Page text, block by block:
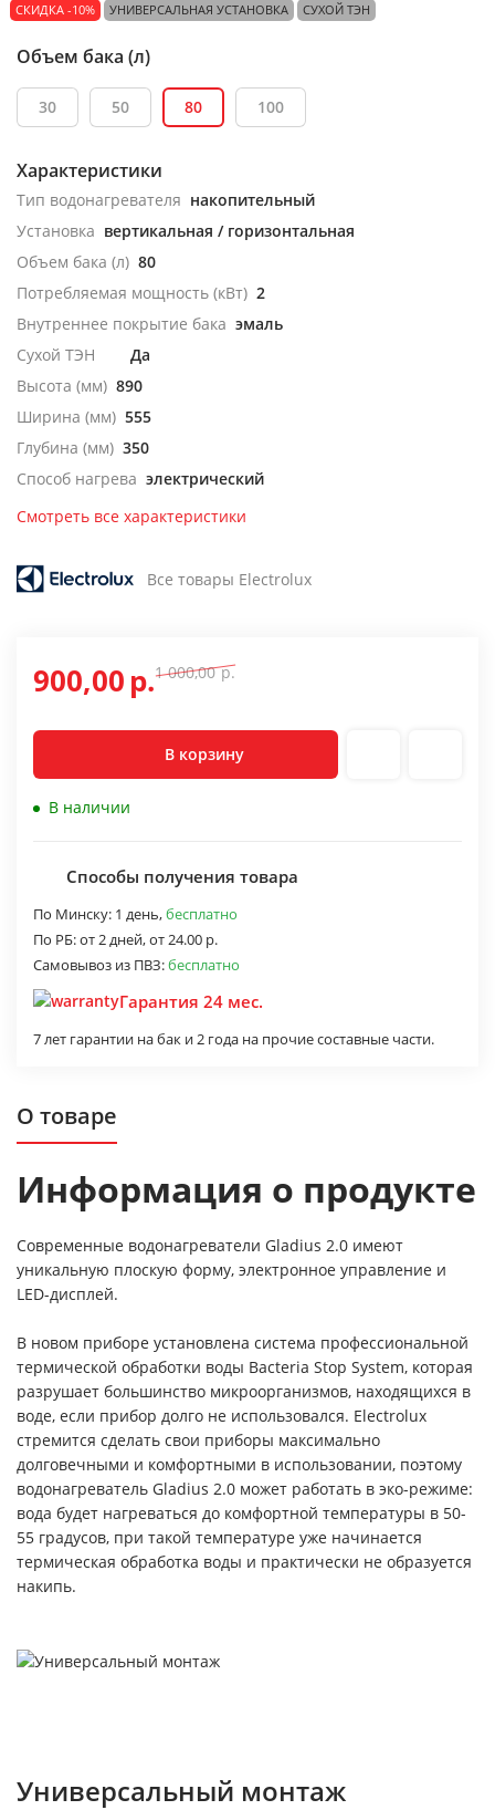
СКИДКА -10% УНИВЕРСАЛЬНАЯ УСТАНОВКА СУХОЙ ТЭН
Объем бака (л)
30 50 80 100
Характеристики
Тип водонагревателя накопительный
Установка вертикальная / горизонтальная
Объем бака (л) 80
Потребляемая мощность (кВт) 2
Внутреннее покрытие бака эмаль
Сухой ТЭН
Да
Высота (мм) 890
Ширина (мм) 555
Глубина (мм) 350
Способ нагрева электрический
Смотреть все характеристики
Все товары Electrolux
900,00р.1 000,00 р.
В корзину
В наличии
Способы получения товара
По Минску: 1 день,бесплатно
По РБ:от 2 дней,от 24.00 р.
Самовывоз из ПВЗ:бесплатно
Гарантия 24 мес.
7 лет гарантии на бак и 2 года на прочие составные части.
О товаре
Информация о продукте
Современные водонагреватели Gladius 2.0 имеют
уникальную плоскую форму, электронное управление и
LED-дисплей.
В новом приборе установлена система профессиональной
термической обработки воды Bacteria Stop System, которая
разрушает большинство микроорганизмов, находящихся в
воде, если прибор долго не использовался. Electrolux
стремится сделать свои приборы максимально
долговечными и комфортными в использовании, поэтому
водонагреватель Gladius 2.0 может работать в эко-режиме:
вода будет нагреваться до комфортной температуры в 50-
55 градусов, при такой температуре уже начинается
термическая обработка воды и практически не образуется
накипь.
Универсальный монтаж